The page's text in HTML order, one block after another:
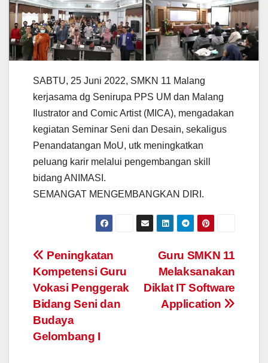
SABTU, 25 Juni 2022, SMKN 11 Malang
kerjasama dg Senirupa PPS UM dan Malang
Ilustrator and Comic Artist (MICA), mengadakan
kegiatan Seminar Seni dan Desain, sekaligus
Penandatangan MoU, utk meningkatkan
peluang karir melalui pengembangan skill
bidang ANIMASI.
SEMANGAT MENGEMBANGKAN DIRI.
Post
navigation
Guru SMKN 11
Melaksanakan
Diklat IT Software
Application
Peningkatan
Kompetensi Guru
Vokasi Penggerak
Bidang Seni dan
Budaya
Gelombang I